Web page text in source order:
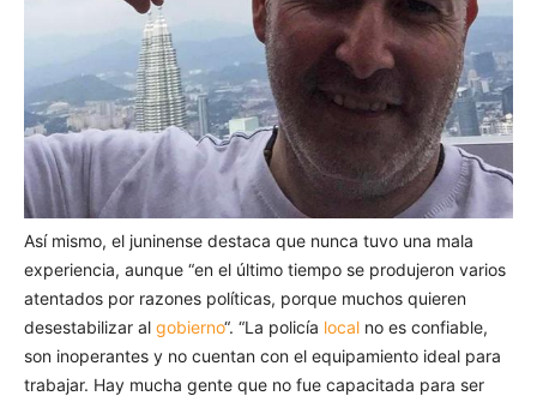
Así mismo, el juninense destaca que nunca tuvo una mala
experiencia, aunque “en el último tiempo se produjeron varios
atentados por razones políticas, porque muchos quieren
desestabilizar al gobierno“. “La policía local no es confiable,
son inoperantes y no cuentan con el equipamiento ideal para
trabajar. Hay mucha gente que no fue capacitada para ser